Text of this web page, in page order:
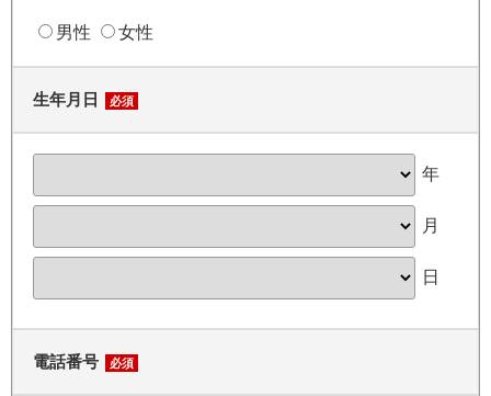
男性 女性
生年月日 必須
年
月
日
電話番号 必須